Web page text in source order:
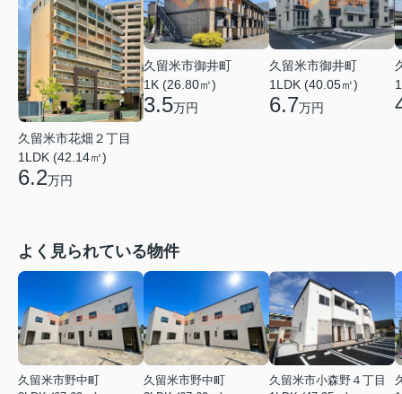
久留米市花畑２丁目
1LDK (42.14㎡)
6.2万円
久留米市御井町
1K (26.80㎡)
3.5万円
久留米市御井町
1LDK (40.05㎡)
6.7万円
よく見られている物件
久留米市野中町
久留米市野中町
久留米市小森野４丁目